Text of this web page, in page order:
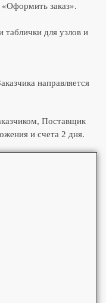
заказ».
для узлов и
направляется
Поставщик
и счета 2 дня.